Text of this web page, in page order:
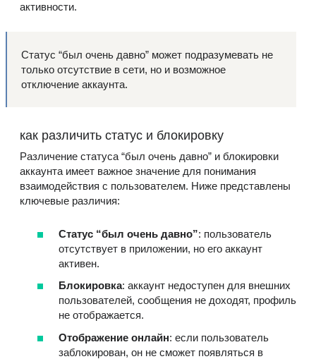
активности.
Статус “был очень давно” может подразумевать не
только отсутствие в сети, но и возможное
отключение аккаунта.
как различить статус и блокировку
Различение статуса “был очень давно” и блокировки
аккаунта имеет важное значение для понимания
взаимодействия с пользователем. Ниже представлены
ключевые различия:
Статус “был очень давно”: пользователь
отсутствует в приложении, но его аккаунт
активен.
Блокировка: аккаунт недоступен для внешних
пользователей, сообщения не доходят, профиль
не отображается.
Отображение онлайн: если пользователь
заблокирован, он не сможет появляться в